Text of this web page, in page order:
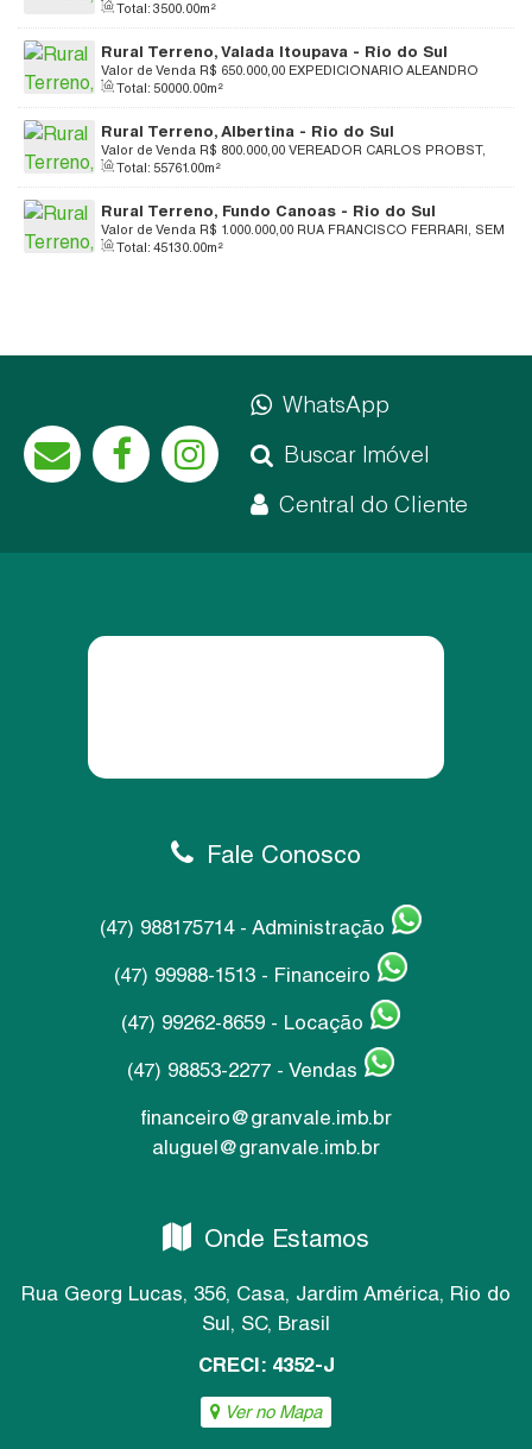
FRANCO, 1050, 89164-553, Barra do Trombudo, Rio do Sul,
Total: 3500 .00m²
Rural Terreno, Valada Itoupava - Rio do Sul
R$ 650.000,00
Valor de Venda
EXPEDICIONARIO ALEANDRO
STEDILLE, 89162-780, Valada Itoupava, Rio do Sul, Santa
Total: 50000 .00m²
Rural Terreno, Albertina - Rio do Sul
R$ 800.000,00
Valor de Venda
VEREADOR CARLOS PROBST,
89167-650, Albertina, Rio do Sul, Santa Catarina, Brasil
Total: 55761 .00m²
Rural Terreno, Fundo Canoas - Rio do Sul
R$ 1.000.000,00
Valor de Venda
RUA FRANCISCO FERRARI, SEM
NUMEROS, 89163-557, Fundo Canoas, Rio do Sul, Santa
Total: 45130 .00m²
WhatsApp
Buscar Imóvel
Central do Cliente
Fale Conosco
(47) 988175714 - Administração
(47) 99988-1513 - Financeiro
(47) 99262-8659 - Locação
(47) 98853-2277 - Vendas
financeiro@granvale.imb.br
aluguel@granvale.imb.br
Onde Estamos
Rua Georg Lucas, 356, Casa, Jardim América, Rio do
Sul, SC, Brasil
CRECI: 4352-J
Ver no Mapa